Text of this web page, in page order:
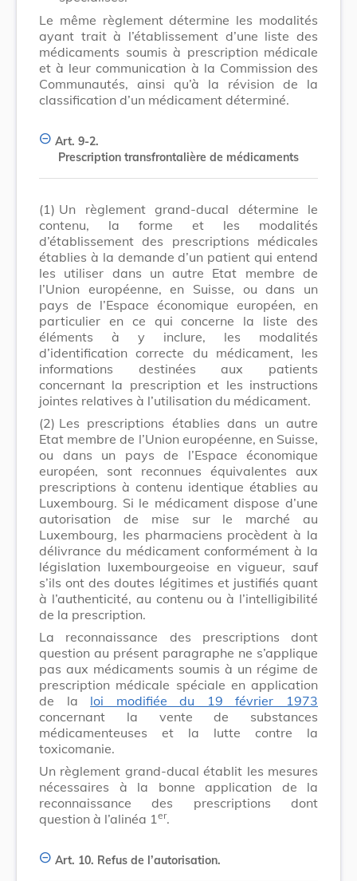
Le même règlement détermine les modalités
ayant trait à l’établissement d’une liste des
médicaments soumis à prescription médicale
et à leur communication à la Commission des
Communautés, ainsi qu’à la révision de la
classification d’un médicament déterminé.
Art. 9-2.
Prescription transfrontalière de médicaments
(1) Un règlement grand-ducal détermine le
contenu, la forme et les modalités
d’établissement des prescriptions médicales
établies à la demande d’un patient qui entend
les utiliser dans un autre Etat membre de
l’Union européenne, en Suisse, ou dans un
pays de l’Espace économique européen, en
particulier en ce qui concerne la liste des
éléments à y inclure, les modalités
d’identification correcte du médicament, les
informations destinées aux patients
concernant la prescription et les instructions
jointes relatives à l’utilisation du médicament.
(2) Les prescriptions établies dans un autre
Etat membre de l’Union européenne, en Suisse,
ou dans un pays de l’Espace économique
européen, sont reconnues équivalentes aux
prescriptions à contenu identique établies au
Luxembourg. Si le médicament dispose d’une
autorisation de mise sur le marché au
Luxembourg, les pharmaciens procèdent à la
délivrance du médicament conformément à la
législation luxembourgeoise en vigueur, sauf
s’ils ont des doutes légitimes et justifiés quant
à l’authenticité, au contenu ou à l’intelligibilité
de la prescription.
La reconnaissance des prescriptions dont
question au présent paragraphe ne s’applique
pas aux médicaments soumis à un régime de
prescription médicale spéciale en application
de la loi modifiée du 19 février 1973
concernant la vente de substances
médicamenteuses et la lutte contre la
toxicomanie.
Un règlement grand-ducal établit les mesures
nécessaires à la bonne application de la
reconnaissance des prescriptions dont
question à l’alinéa 1 er.
Art. 10. Refus de l’autorisation.